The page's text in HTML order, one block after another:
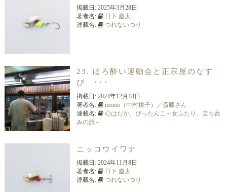
掲載日: 2025年3月28日
著者名:
日下 慶太
連載名:
つれないつり
23. ほろ酔い運動会と正宗屋のなす
び ･･･
掲載日: 2024年12月18日
著者名:
momo（中村桃子）／斎藤さん
連載名:
心はだか、ぴったんこ～女ふたり、立ち呑
みの旅～
ニッコウイワナ
掲載日: 2024年11月8日
著者名:
日下 慶太
連載名:
つれないつり